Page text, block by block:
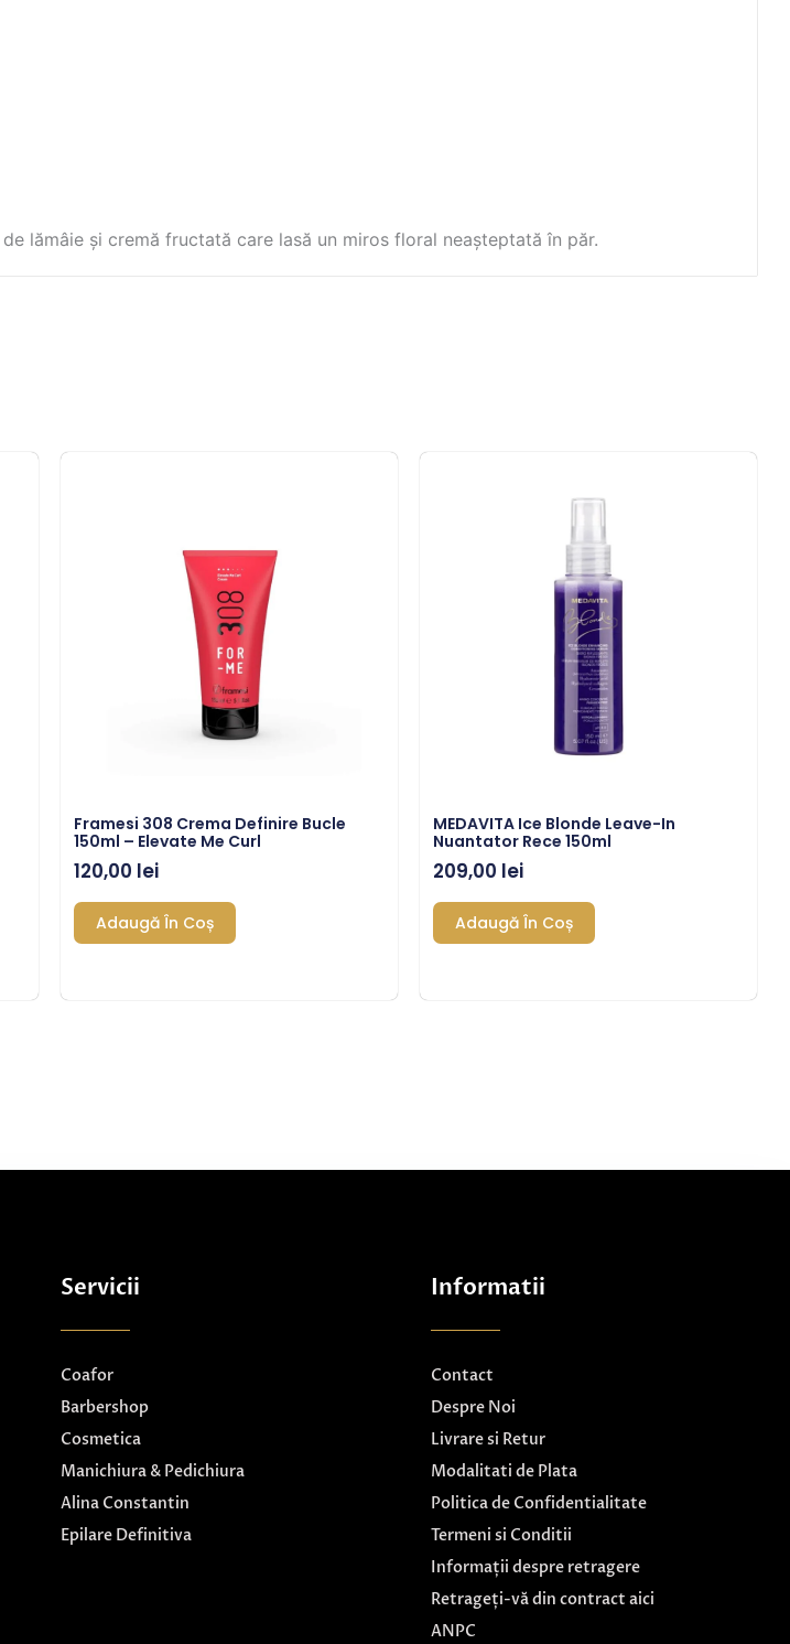
lămâie și cremă fructată care lasă un miros floral neașteptată în păr.
Framesi 308 Crema Definire Bucle
150ml – Elevate Me Curl
120,00 lei
Adaugă În Coș
MEDAVITA Ice Blonde Leave-In
Nuantator Rece 150ml
209,00 lei
Adaugă În Coș
Servicii
Coafor
Barbershop
Cosmetica
Manichiura & Pedichiura
Alina Constantin
Epilare Definitiva
Informatii
Contact
Despre Noi
Livrare si Retur
Modalitati de Plata
Politica de Confidentialitate
Termeni si Conditii
Informații despre retragere
Retrageți-vă din contract aici
ANPC